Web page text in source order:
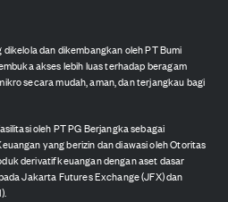
dan dikembangkan oleh PT Bumi
akses lebih luas terhadap beragam
secara mudah, aman, dan terjangkau bagi
oleh PT PG Berjangka sebagai
yang berizin dan diawasi oleh Otoritas
derivatif keuangan dengan aset dasar
Jakarta Futures Exchange (JFX) dan